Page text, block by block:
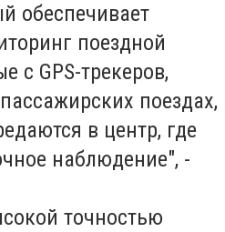
обеспечивает
поездной
с GPS-трекеров,
поездах,
в центр, где
наблюдение", -
точностью